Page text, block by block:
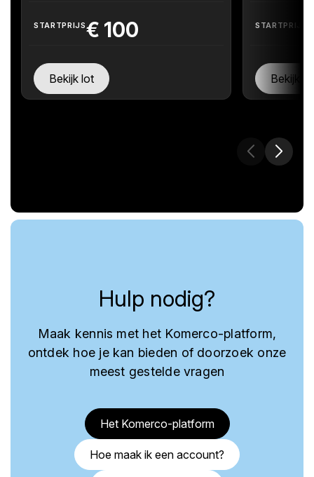
STARTPRIJS€ 100
Bekijk lot
STARTPRIJS
Bekijk
Hulp nodig?
Maak kennis met het Komerco-platform,
ontdek hoe je kan bieden of doorzoek onze
meest gestelde vragen
Het Komerco-platform
Hoe maak ik een account?